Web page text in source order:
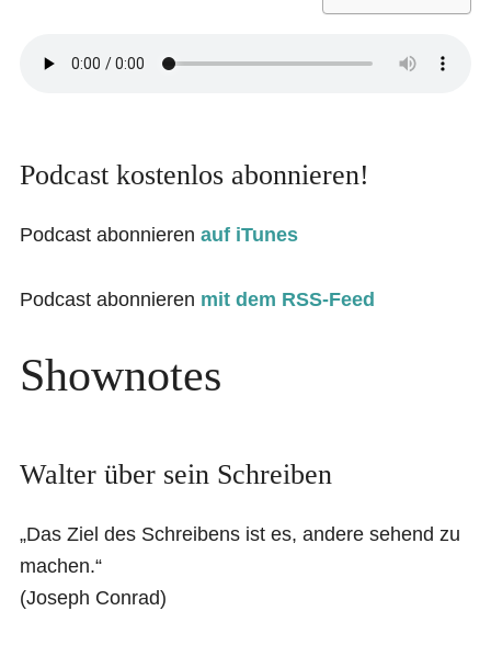
Podcast kostenlos abonnieren!
Podcast abonnieren auf iTunes
Podcast abonnieren mit dem RSS-Feed
Shownotes
Walter über sein Schreiben
„Das Ziel des Schreibens ist es, andere sehend zu
machen.“
(Joseph Conrad)